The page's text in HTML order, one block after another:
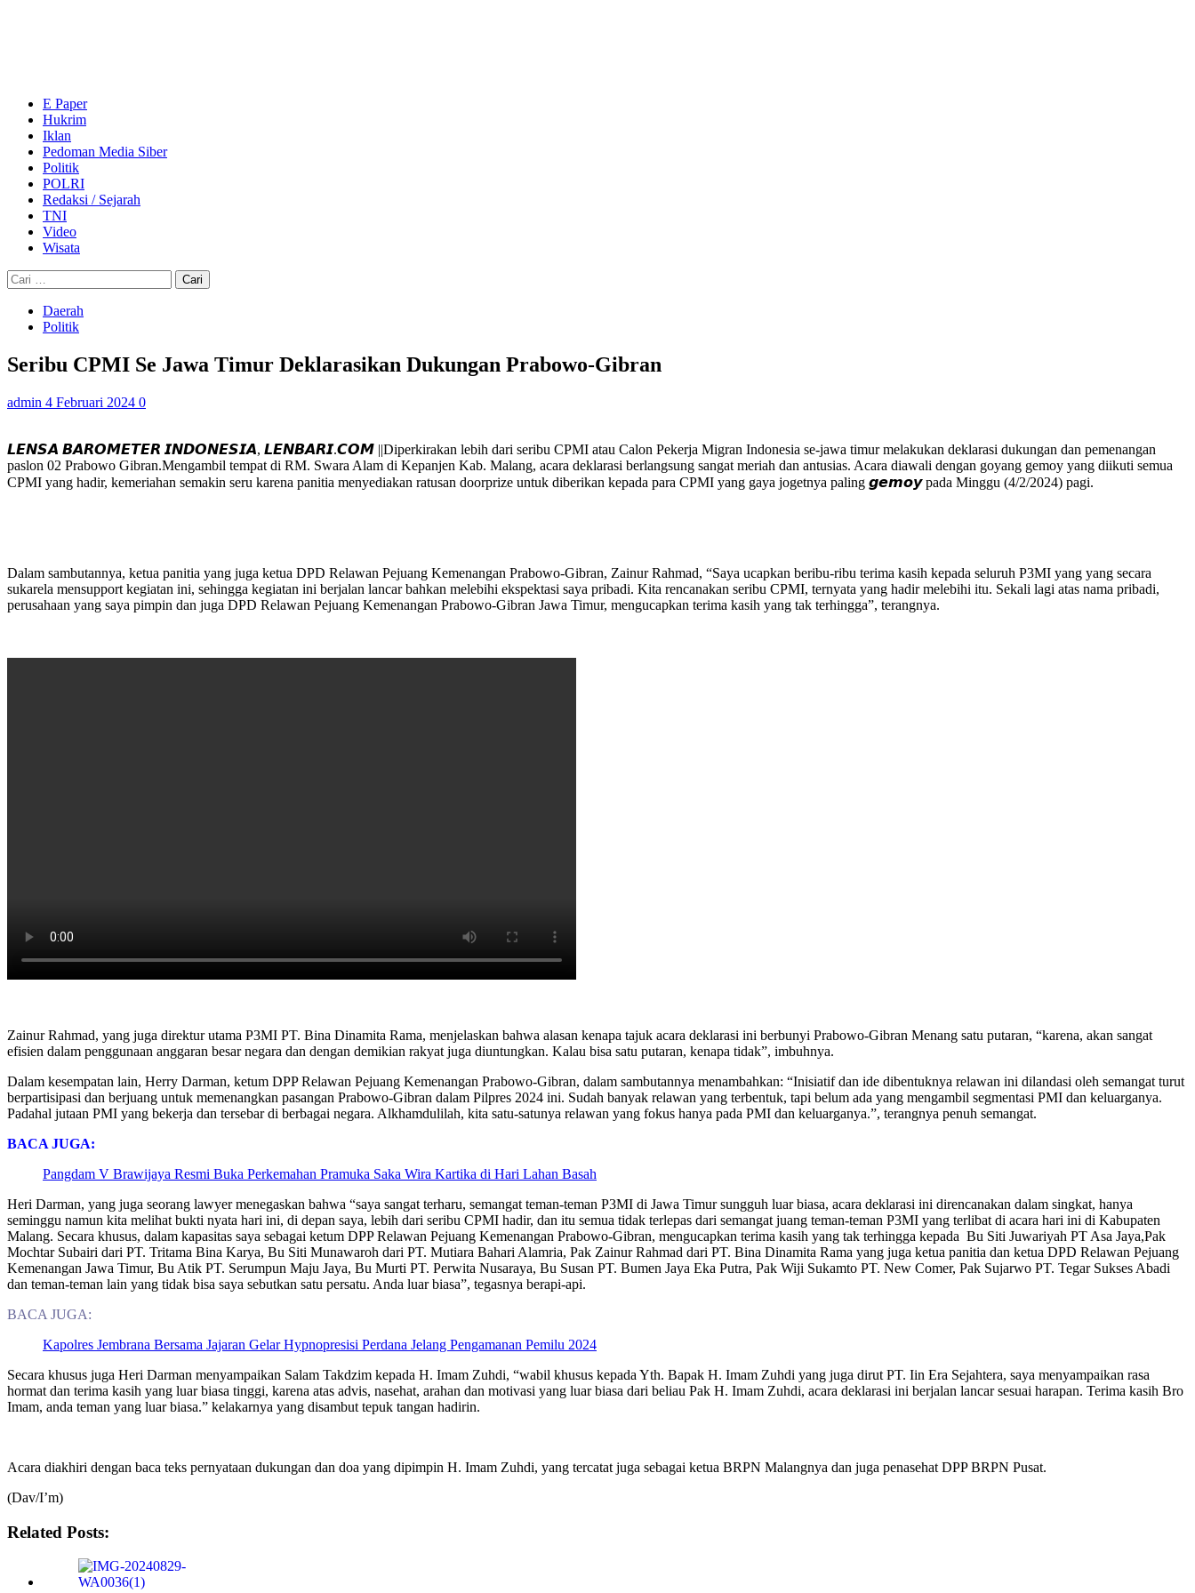
E Paper
Hukrim
Iklan
Pedoman Media Siber
Politik
POLRI
Redaksi / Sejarah
TNI
Video
Wisata
Cari
untuk:
Daerah
Politik
Seribu CPMI Se Jawa Timur Deklarasikan Dukungan Prabowo-Gibran
admin 4 Februari 2024 0
𝙇𝙀𝙉𝙎𝘼 𝘽𝘼𝙍𝙊𝙈𝙀𝙏𝙀𝙍 𝙄𝙉𝘿𝙊𝙉𝙀𝙎𝙄𝘼, 𝙇𝙀𝙉𝘽𝘼𝙍𝙄.𝘾𝙊𝙈 ||Diperkirakan lebih dari seribu CPMI atau Calon Pekerja Migran Indonesia se-jawa timur melakukan deklarasi dukungan dan pemenangan
paslon 02 Prabowo Gibran.Mengambil tempat di RM. Swara Alam di Kepanjen Kab. Malang, acara deklarasi berlangsung sangat meriah dan antusias. Acara diawali dengan goyang gemoy yang diikuti semua
CPMI yang hadir, kemeriahan semakin seru karena panitia menyediakan ratusan doorprize untuk diberikan kepada para CPMI yang gaya jogetnya paling 𝙜𝙚𝙢𝙤𝙮 pada Minggu (4/2/2024) pagi.
Dalam sambutannya, ketua panitia yang juga ketua DPD Relawan Pejuang Kemenangan Prabowo-Gibran, Zainur Rahmad, “Saya ucapkan beribu-ribu terima kasih kepada seluruh P3MI yang yang secara
sukarela mensupport kegiatan ini, sehingga kegiatan ini berjalan lancar bahkan melebihi ekspektasi saya pribadi. Kita rencanakan seribu CPMI, ternyata yang hadir melebihi itu. Sekali lagi atas nama pribadi,
perusahaan yang saya pimpin dan juga DPD Relawan Pejuang Kemenangan Prabowo-Gibran Jawa Timur, mengucapkan terima kasih yang tak terhingga”, terangnya.
Zainur Rahmad, yang juga direktur utama P3MI PT. Bina Dinamita Rama, menjelaskan bahwa alasan kenapa tajuk acara deklarasi ini berbunyi Prabowo-Gibran Menang satu putaran, “karena, akan sangat
efisien dalam penggunaan anggaran besar negara dan dengan demikian rakyat juga diuntungkan. Kalau bisa satu putaran, kenapa tidak”, imbuhnya.
Dalam kesempatan lain, Herry Darman, ketum DPP Relawan Pejuang Kemenangan Prabowo-Gibran, dalam sambutannya menambahkan: “Inisiatif dan ide dibentuknya relawan ini dilandasi oleh semangat turut
berpartisipasi dan berjuang untuk memenangkan pasangan Prabowo-Gibran dalam Pilpres 2024 ini. Sudah banyak relawan yang terbentuk, tapi belum ada yang mengambil segmentasi PMI dan keluarganya.
Padahal jutaan PMI yang bekerja dan tersebar di berbagai negara. Alkhamdulilah, kita satu-satunya relawan yang fokus hanya pada PMI dan keluarganya.”, terangnya penuh semangat.
BACA JUGA:
Pangdam V Brawijaya Resmi Buka Perkemahan Pramuka Saka Wira Kartika di Hari Lahan Basah
Heri Darman, yang juga seorang lawyer menegaskan bahwa “saya sangat terharu, semangat teman-teman P3MI di Jawa Timur sungguh luar biasa, acara deklarasi ini direncanakan dalam singkat, hanya
seminggu namun kita melihat bukti nyata hari ini, di depan saya, lebih dari seribu CPMI hadir, dan itu semua tidak terlepas dari semangat juang teman-teman P3MI yang terlibat di acara hari ini di Kabupaten
Malang. Secara khusus, dalam kapasitas saya sebagai ketum DPP Relawan Pejuang Kemenangan Prabowo-Gibran, mengucapkan terima kasih yang tak terhingga kepada Bu Siti Juwariyah PT Asa Jaya,Pak
Mochtar Subairi dari PT. Tritama Bina Karya, Bu Siti Munawaroh dari PT. Mutiara Bahari Alamria, Pak Zainur Rahmad dari PT. Bina Dinamita Rama yang juga ketua panitia dan ketua DPD Relawan Pejuang
Kemenangan Jawa Timur, Bu Atik PT. Serumpun Maju Jaya, Bu Murti PT. Perwita Nusaraya, Bu Susan PT. Bumen Jaya Eka Putra, Pak Wiji Sukamto PT. New Comer, Pak Sujarwo PT. Tegar Sukses Abadi
dan teman-teman lain yang tidak bisa saya sebutkan satu persatu. Anda luar biasa”, tegasnya berapi-api.
BACA JUGA:
Kapolres Jembrana Bersama Jajaran Gelar Hypnopresisi Perdana Jelang Pengamanan Pemilu 2024
Secara khusus juga Heri Darman menyampaikan Salam Takdzim kepada H. Imam Zuhdi, “wabil khusus kepada Yth. Bapak H. Imam Zuhdi yang juga dirut PT. Iin Era Sejahtera, saya menyampaikan rasa
hormat dan terima kasih yang luar biasa tinggi, karena atas advis, nasehat, arahan dan motivasi yang luar biasa dari beliau Pak H. Imam Zuhdi, acara deklarasi ini berjalan lancar sesuai harapan. Terima kasih Bro
Imam, anda teman yang luar biasa.” kelakarnya yang disambut tepuk tangan hadirin.
Acara diakhiri dengan baca teks pernyataan dukungan dan doa yang dipimpin H. Imam Zuhdi, yang tercatat juga sebagai ketua BRPN Malangnya dan juga penasehat DPP BRPN Pusat.
(Dav/I’m)
Related Posts: